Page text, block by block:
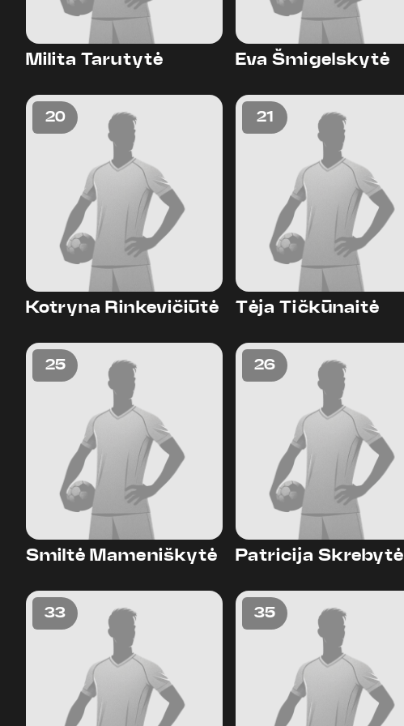
Milita Tarutytė Eva Šmigelskytė
20
Kotryna Rinkevičiūtė
21
Tėja Tičkūnaitė
25
Smiltė Mameniškytė
26
Patricija Skrebytė
33 35